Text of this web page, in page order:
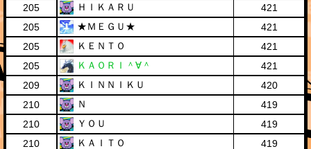
205
ＨＩＫＡＲＵ
421
205
★ＭＥＧＵ★
421
205
ＫＥＮＴＯ
421
205
ＫＡＯＲＩ＾∀＾
421
209
ＫＩＮＮＩＫＵ
420
210
Ｎ
419
210
ＹＯＵ
419
210
ＫＡＩＴＯ
419